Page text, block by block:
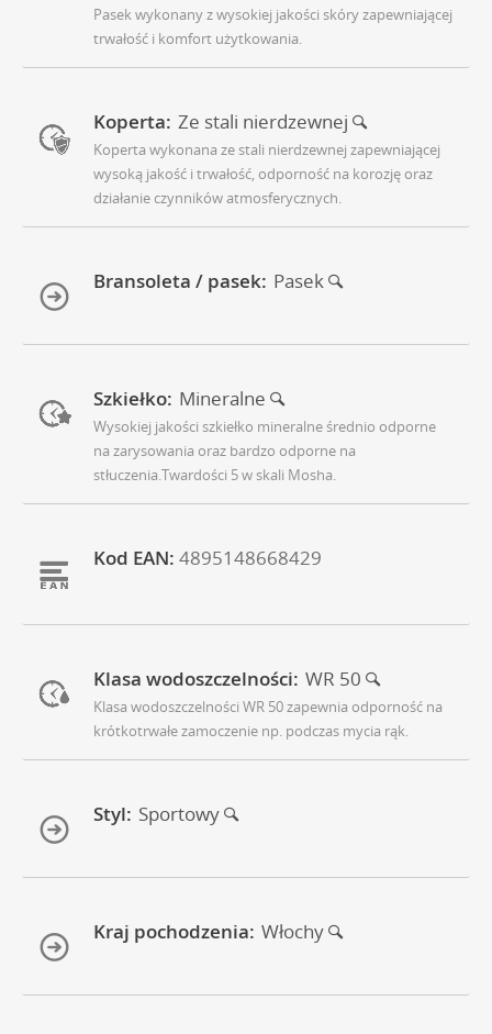
Pasek wykonany z wysokiej jakości skóry zapewniającej
trwałość i komfort użytkowania.
Koperta: Ze stali nierdzewnej
Koperta wykonana ze stali nierdzewnej zapewniającej
wysoką jakość i trwałość, odporność na korozję oraz
działanie czynników atmosferycznych.
Bransoleta / pasek: Pasek
Szkiełko: Mineralne
Wysokiej jakości szkiełko mineralne średnio odporne
na zarysowania oraz bardzo odporne na
stłuczenia.Twardości 5 w skali Mosha.
Kod EAN: 4895148668429
Klasa wodoszczelności: WR 50
Klasa wodoszczelności WR 50 zapewnia odporność na
krótkotrwałe zamoczenie np. podczas mycia rąk.
Styl: Sportowy
Kraj pochodzenia: Włochy